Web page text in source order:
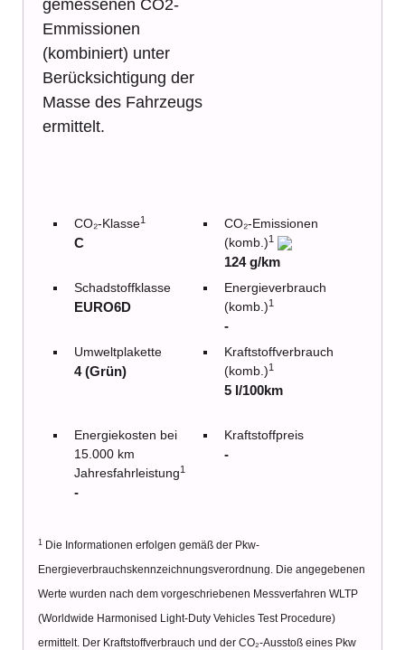
gemessenen CO2-
Emmissionen
(kombiniert) unter
Berücksichtigung der
Masse des Fahrzeugs
ermittelt.
CO₂-Klasse1
C
CO₂-Emissionen
(komb.)1
124 g/km
Schadstoffklasse
EURO6D
Energieverbrauch
(komb.)1
-
Umweltplakette
4 (Grün)
Kraftstoffverbrauch
(komb.)1
5 l/100km
Energiekosten bei
15.000 km
Jahresfahrleistung1
-
Kraftstoffpreis
-
1
Die Informationen erfolgen gemäß der Pkw-
Energieverbrauchskennzeichnungsverordnung. Die angegebenen
Werte wurden nach dem vorgeschriebenen Messverfahren WLTP
(Worldwide Harmonised Light-Duty Vehicles Test Procedure)
ermittelt. Der Kraftstoffverbrauch und der CO₂-Ausstoß eines Pkw